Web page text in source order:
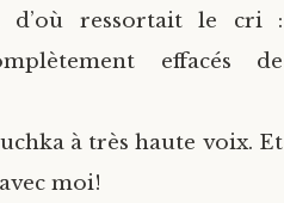
d’où ressortait le cri :
effacés de
à très haute voix. Et
moi!